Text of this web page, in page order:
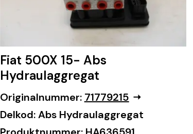
Fiat 500X 15- Abs
Hydraulaggregat
Originalnummer: 71779215
Delkod: Abs Hydraulaggregat